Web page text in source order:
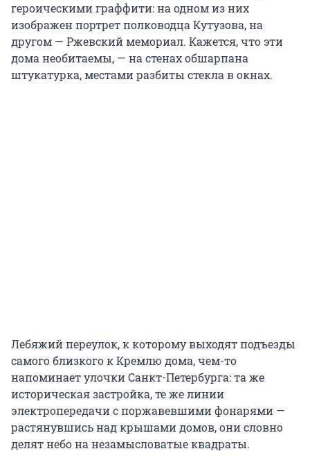
героическими граффити: на одном из них
изображен портрет полководца Кутузова, на
другом — Ржевский мемориал. Кажется, что эти
дома необитаемы, — на стенах обшарпана
штукатурка, местами разбиты стекла в окнах.
Лебяжий переулок, к которому выходят подъезды
самого близкого к Кремлю дома, чем-то
напоминает улочки Санкт-Петербурга: та же
историческая застройка, те же линии
электропередачи с поржавевшими фонарями —
растянувшись над крышами домов, они словно
делят небо на незамысловатые квадраты.